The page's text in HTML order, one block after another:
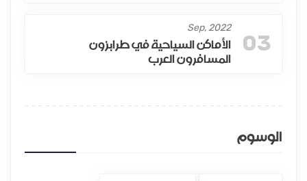
03
Sep, 2022
الأماكن السياحية في طرابزون
المسافرون العرب
الوسوم